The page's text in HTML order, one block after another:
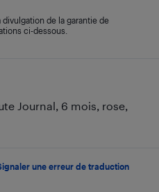
Journal, 6 mois, rose,
une erreur de traduction
de la garantie de
ci-dessous.